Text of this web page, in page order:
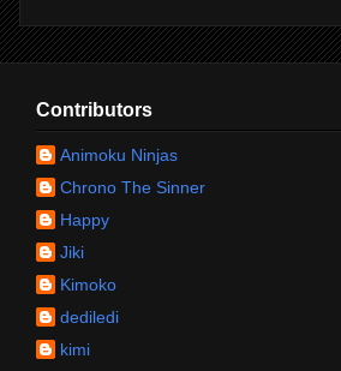
Contributors
Animoku Ninjas
Chrono The Sinner
Happy
Jiki
Kimoko
dediledi
kimi